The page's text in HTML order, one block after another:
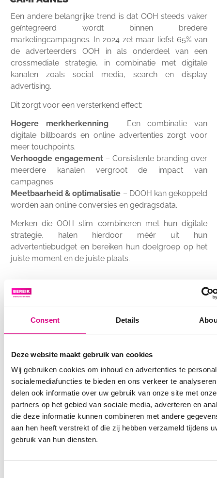
Consent Details
Deze website maakt gebruik van cookies
Wij gebruiken cookies om inhoud en advertenties te
socialemediafuncties te bieden en ons verkeer te
delen ook informatie over uw gebruik van onze site met onze
partners op het gebied van sociale media, adverteren en
die deze informatie kunnen combineren met andere
aan hen heeft verstrekt of die zij hebben verzameld tijdens
gebruik van hun diensten.
Een andere belangrijke trend is dat OOH steeds vaker
geïntegreerd wordt binnen bredere
marketingcampagnes. In 2024 zet maar liefst 65% van
de adverteerders OOH in als onderdeel van een
crossmediale strategie, in combinatie met digitale
kanalen zoals social media, search en display
advertising.
Dit zorgt voor een versterkend effect:
Hogere merkherkenning– Een combinatie van
digitale billboards en online advertenties zorgt voor
meer touchpoints.
Verhoogde engagement – Consistente branding over
meerdere kanalen vergroot de impact van
campagnes.
Meetbaarheid & optimalisatie – DOOH kan gekoppeld
worden aan online conversies en gedragsdata.
Merken die OOH slim combineren met hun digitale
strategie, halen hierdoor méér uit hun
advertentiebudget en bereiken hun doelgroep op het
juiste moment en de juiste plaats.
WAAROM NU HET MOMENT IS OM
DIGITALE BILLBOARDS TE OMARMEN
De cijfers spreken voor zich: digitale buitenreclame
belangrijkste voordelen van DOOH zijn:
Maximale zichtbaarheid op toplocaties– Bereik
miljoenen mensen op strategische plekken.
Dynamische en flexibele content– Pas je
boodschap in real-time aan.
Sterke synergie met online advertising – Versterk
de impact van je campagnes.
Meetbare resultaten en datagedreven targeting